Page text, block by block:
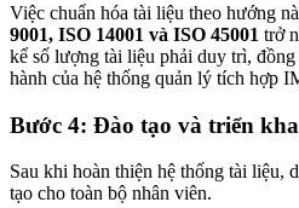
Việc chuẩn hóa tài liệu theo hướng
9001, ISO 14001 và ISO 45001 trở
kể số lượng tài liệu phải duy trì,
hành của hệ thống quản lý tích hợp
Bước 4: Đào tạo và triển
Sau khi hoàn thiện hệ thống tài liệu,
tạo cho toàn bộ nhân viên.